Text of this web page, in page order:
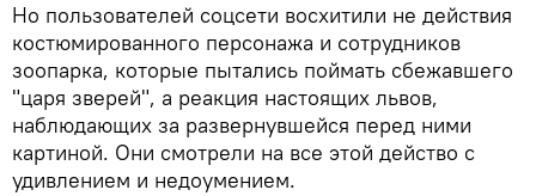
Но пользователей соцсети восхитили не действия
костюмированного персонажа и сотрудников
зоопарка, которые пытались поймать сбежавшего
"царя зверей", а реакция настоящих львов,
наблюдающих за развернувшейся перед ними
картиной. Они смотрели на все этой действо с
удивлением и недоумением.